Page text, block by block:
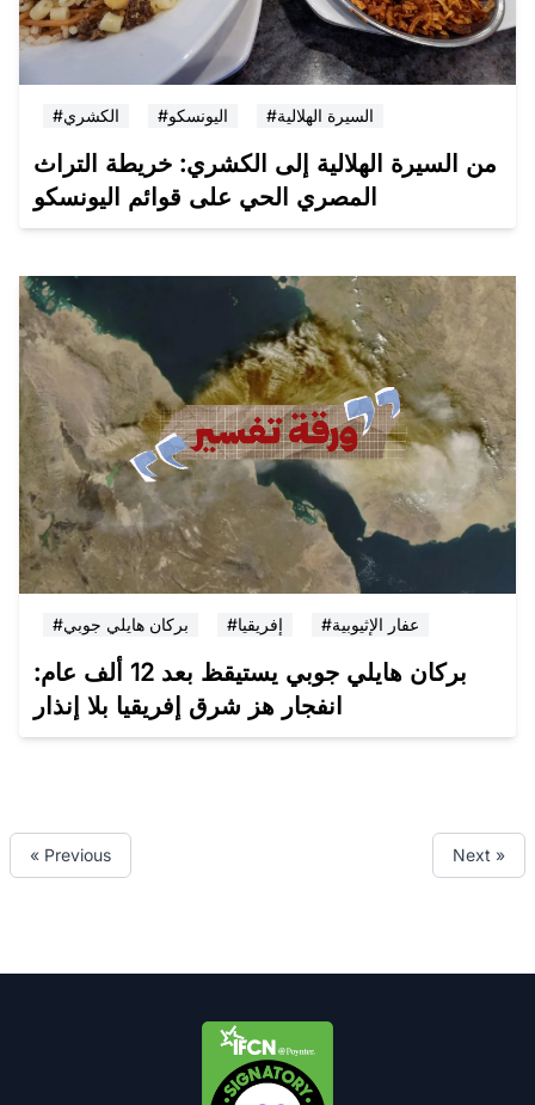
#الكشري #اليونسكو #السيرة الهلالية
من السيرة الهلالية إلى الكشري: خريطة التراث
المصري الحي على قوائم اليونسكو
#بركان هايلي جوبي #إفريقيا #عفار الإثيوبية
بركان هايلي جوبي يستيقظ بعد 12 ألف عام:
انفجار هز شرق إفريقيا بلا إنذار
« Previous Next »